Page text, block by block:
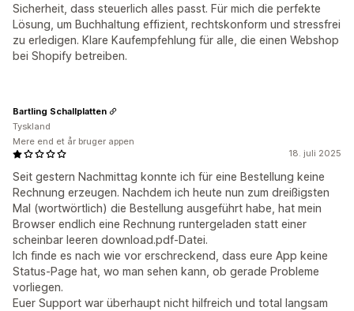
Sicherheit, dass steuerlich alles passt. Für mich die perfekte
Lösung, um Buchhaltung effizient, rechtskonform und stressfrei
zu erledigen. Klare Kaufempfehlung für alle, die einen Webshop
bei Shopify betreiben.
18. juli 2025
Seit gestern Nachmittag konnte ich für eine Bestellung keine
Rechnung erzeugen. Nachdem ich heute nun zum dreißigsten
Mal (wortwörtlich) die Bestellung ausgeführt habe, hat mein
Browser endlich eine Rechnung runtergeladen statt einer
scheinbar leeren download.pdf-Datei.
Ich finde es nach wie vor erschreckend, dass eure App keine
Status-Page hat, wo man sehen kann, ob gerade Probleme
vorliegen.
Euer Support war überhaupt nicht hilfreich und total langsam
Bartling Schallplatten
Tyskland
Mere end et år bruger appen